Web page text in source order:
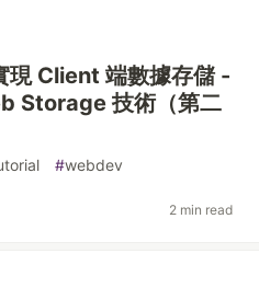
Client 端數據存儲 -
Storage 技術（第二
#webdev
2 min read